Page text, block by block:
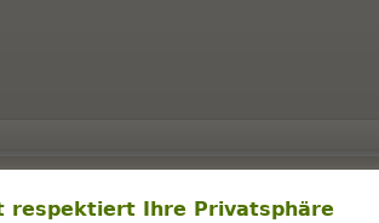
respektiert Ihre Privatsphäre